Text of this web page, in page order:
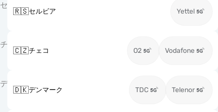
セ
🇷🇸セルビア Yettel
チ
🇨🇿チェコ O2 Vodafone
デ
🇩🇰デンマーク TDC Telenor